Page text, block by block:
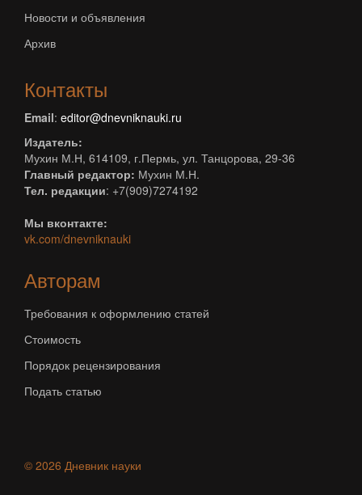
Новости и объявления
Архив
Контакты
Email: editor@dnevniknauki.ru
Издатель:
Мухин М.Н, 614109, г.Пермь, ул. Танцорова, 29-36
Главный редактор: Мухин М.Н.
Тел. редакции: +7(909)7274192
Мы вконтакте:
vk.com/dnevniknauki
Авторам
Требования к оформлению статей
Стоимость
Порядок рецензирования
Подать статью
© 2026 Дневник науки